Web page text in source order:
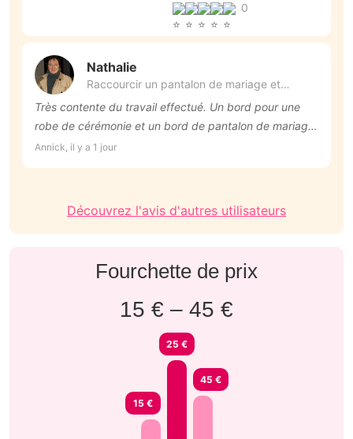
0
Nathalie
Raccourcir un pantalon de mariage et
raccourcir une longue robe de témoin et
avec le surplus faire une étole
Très contente du travail effectué. Un bord pour une
robe de cérémonie et un bord de pantalon de mariage.
Merci. Je recommande
Annick, il y a 1 jour
Découvrez l'avis d'autres utilisateurs
Fourchette de prix
15 € – 45 €
15 €
25 €
45 €